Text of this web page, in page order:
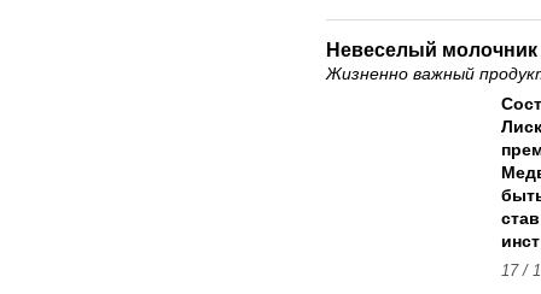
Невеселый молочник
Жизненно важный
17 /